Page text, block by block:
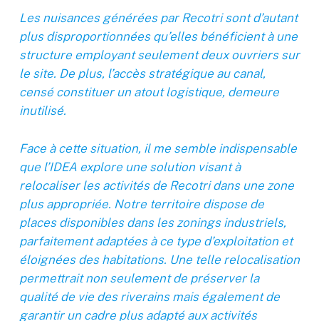
Les nuisances générées par Recotri sont d’autant
plus disproportionnées qu’elles bénéficient à une
structure employant seulement deux ouvriers sur
le site. De plus, l’accès stratégique au canal,
censé constituer un atout logistique, demeure
inutilisé.
Face à cette situation, il me semble indispensable
que l’IDEA explore une solution visant à
relocaliser les activités de Recotri dans une zone
plus appropriée. Notre territoire dispose de
places disponibles dans les zonings industriels,
parfaitement adaptées à ce type d’exploitation et
éloignées des habitations. Une telle relocalisation
permettrait non seulement de préserver la
qualité de vie des riverains mais également de
garantir un cadre plus adapté aux activités